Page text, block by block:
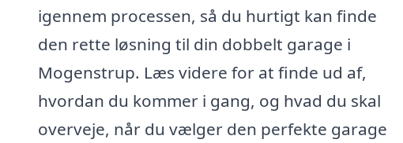
igennem processen, så du hurtigt kan finde
den rette løsning til din dobbelt garage i
Mogenstrup. Læs videre for at finde ud af,
hvordan du kommer i gang, og hvad du skal
overveje, når du vælger den perfekte garage